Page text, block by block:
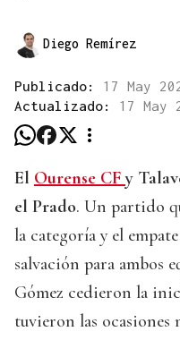
Diego Remírez
Publicado: 17 May
Actualizado: 17 May
El Ourense CFy
el Prado. Un partido
la categoría y el
salvación para ambos
Gómez cedieron la
tuvieron las ocasiones